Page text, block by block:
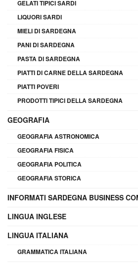
GELATI TIPICI SARDI
LIQUORI SARDI
MIELI DI SARDEGNA
PANI DI SARDEGNA
PASTA DI SARDEGNA
PIATTI DI CARNE DELLA SARDEGNA
PIATTI POVERI
PRODOTTI TIPICI DELLA SARDEGNA
GEOGRAFIA
GEOGRAFIA ASTRONOMICA
GEOGRAFIA FISICA
GEOGRAFIA POLITICA
GEOGRAFIA STORICA
INFORMATI SARDEGNA BUSINESS
LINGUA INGLESE
LINGUA ITALIANA
GRAMMATICA ITALIANA